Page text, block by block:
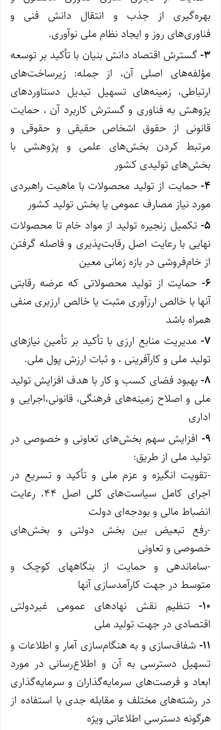
بهره‌گیری از جذب و انتقال دانش فنی و
فناوری‌های روز و ایجاد نظام ملی نوآوری.
۳- گسترش اقتصاد دانش بنیان با تأکید بر توسعه
مؤلفه‌های اصلی آن، از جمله: زیرساخت‌های
ارتباطی، زمینه‌های تسهیل تبدیل دستاوردهای
پژوهش به فناوری و گسترش کاربرد آن ، حمایت
قانونی از حقوق اشخاص حقیقی و حقوقی و
مرتبط کردن بخش‌های علمی و پژوهشی با
بخش‌های تولیدی کشور
۴- حمایت از تولید محصولات با ماهیت راهبردی
مورد نیاز مصارف عمومی یا بخش تولید کشور
۵- تکمیل زنجیره تولید از مواد خام تا محصولات
نهایی با رعایت اصل رقابت‌پذیری و فاصله گرفتن
از خام‌فروشی در بازه زمانی معین
۶- حمایت از تولید محصولاتی که عرضه رقابتی
آنها با خالص ارزآوری مثبت یا خالص ارزبری منفی
همراه باشد
۷- مدیریت منابع ارزی با تأکید بر تأمین نیازهای
تولید ملی و کارآفرینی ، و ثبات ارزش پول ملی.
۸- بهبود فضای کسب و کار با هدف افزایش تولید
ملی و اصلاح زمینه‌های فرهنگی، قانونی،اجرایی و
اداری
۹- افزایش سهم بخش‌های تعاونی و خصوصی در
تولید ملی از طریق:
-تقویت انگیزه و عزم ملی و تأکید و تسریع در
اجرای کامل سیاست‌های کلی اصل ۴۴، رعایت
انضباط مالی و بودجه‌ای دولت
-رفع تبعیض بین بخش دولتی و بخش‌های
خصوصی و تعاونی
-ساماندهی و حمایت از بنگاههای کوچک و
متوسط در جهت کارآمدسازی آنها
۱۰-
تنظیم نقش نهادهای عمومی غیردولتی
اقتصادی در جهت تولید ملی
۱۱- شفاف‌سازی و به هنگام‌سازی آمار و اطلاعات و
تسهیل دسترسی به آن و اطلاع‌رسانی در مورد
ابعاد و فرصت‌های سرمایه‌گذاران و سرمایه‌گذاری
در رشته‌های مختلف و مقابله جدی با استفاده از
هرگونه دسترسی اطلاعاتی ویژه